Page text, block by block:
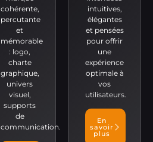
cohérente,
percutante
et
mémorable
: logo,
charte
graphique,
univers
visuel,
supports
de
communication.
intuitives,
élégantes
et pensées
pour offrir
une
expérience
optimale à
vos
utilisateurs.
En
savoir
plus